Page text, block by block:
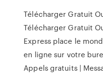
Télécharger Gratuit
Télécharger Gratuit
Express place le
en ligne sur votre
Appels gratuits |